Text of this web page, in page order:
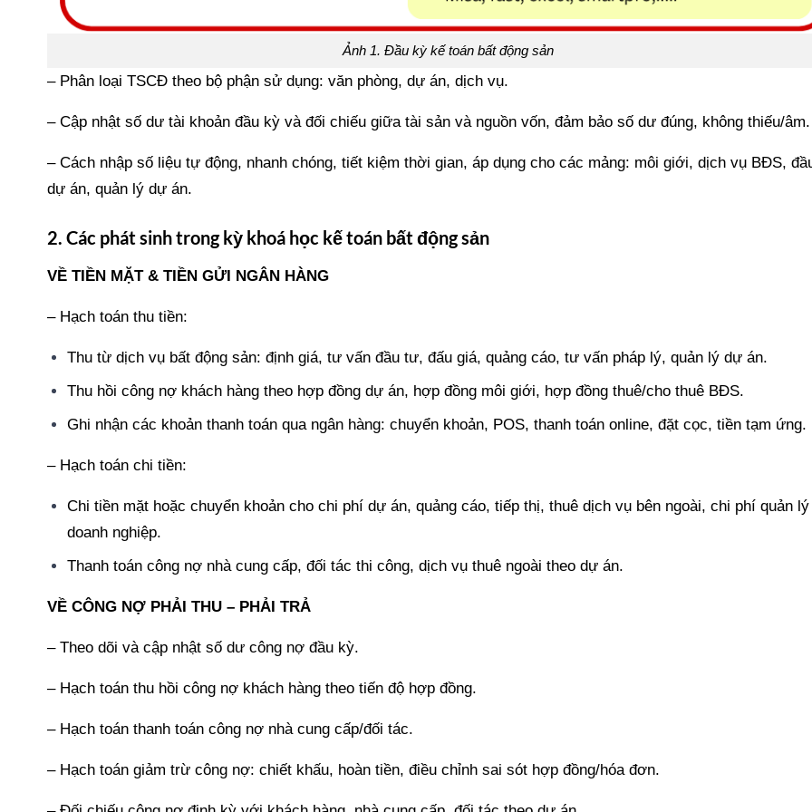
Ảnh 1. Đầu kỳ kế toán bất động sản
– Phân loại TSCĐ theo bộ phận sử dụng: văn phòng, dự án, dịch vụ.
– Cập nhật số dư tài khoản đầu kỳ và đối chiếu giữa tài sản và nguồn vốn, đảm bảo số dư đúng, không thiếu/âm.
– Cách nhập số liệu tự động, nhanh chóng, tiết kiệm thời gian, áp dụng cho các mảng: môi giới, dịch vụ BĐS,
dự án, quản lý dự án.
2. Các phát sinh trong kỳ khoá học kế toán bất động sản
VỀ TIỀN MẶT & TIỀN GỬI NGÂN HÀNG
– Hạch toán thu tiền:
Thu từ dịch vụ bất động sản: định giá, tư vấn đầu tư, đấu giá, quảng cáo, tư vấn pháp lý, quản lý dự án.
Thu hồi công nợ khách hàng theo hợp đồng dự án, hợp đồng môi giới, hợp đồng thuê/cho thuê BĐS.
Ghi nhận các khoản thanh toán qua ngân hàng: chuyển khoản, POS, thanh toán online, đặt cọc, tiền tạm ứng.
– Hạch toán chi tiền:
Chi tiền mặt hoặc chuyển khoản cho chi phí dự án, quảng cáo, tiếp thị, thuê dịch vụ bên ngoài, chi phí quản lý
doanh nghiệp.
Thanh toán công nợ nhà cung cấp, đối tác thi công, dịch vụ thuê ngoài theo dự án.
VỀ CÔNG NỢ PHẢI THU – PHẢI TRẢ
– Theo dõi và cập nhật số dư công nợ đầu kỳ.
– Hạch toán thu hồi công nợ khách hàng theo tiến độ hợp đồng.
– Hạch toán thanh toán công nợ nhà cung cấp/đối tác.
– Hạch toán giảm trừ công nợ: chiết khấu, hoàn tiền, điều chỉnh sai sót hợp đồng/hóa đơn.